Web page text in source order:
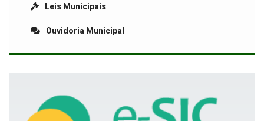
Leis Municipais
Ouvidoria Municipal